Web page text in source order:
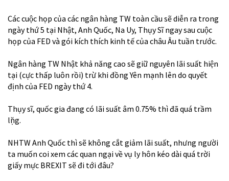
Các cuộc họp của các ngân hàng TW toàn cầu sẽ diễn ra trong
ngày thứ 5 tại Nhật, Anh Quốc, Na Uy, Thụy Sĩ ngay sau cuộc
họp của FED và gói kích thích kinh tế của châu Âu tuần trước.
Ngân hàng TW Nhật khả năng cao sẽ giữ nguyên lãi suất hiện
tại (cực thấp luôn rồi) trừ khi đồng Yên mạnh lên do quyết
định của FED ngày thứ 4.
Thụy sĩ, quốc gia đang có lãi suất âm 0.75% thì đã quá trầm
lặng.
NHTW Anh Quốc thì sẽ không cắt giảm lãi suất, nhưng người
ta muốn coi xem các quan ngại về vụ ly hôn kéo dài quá trời
giấy mực BREXIT sẽ đi tới đâu?